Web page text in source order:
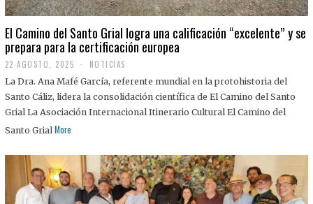
El Camino del Santo Grial logra una calificación “excelente” y se
prepara para la certificación europea
22 AGOSTO, 2025
2
A
G
O
S
2
5
NOTICIAS
La Dra. Ana Mafé García, referente mundial en la protohistoria del
Santo Cáliz, lidera la consolidación científica de El Camino del Santo
Grial La Asociación Internacional Itinerario Cultural El Camino del
Santo Grial More